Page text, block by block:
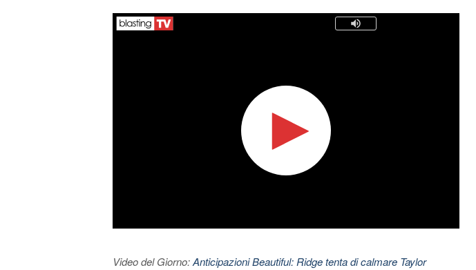
Video del Giorno:Anticipazioni Beautiful: Ridge tenta di calmare Taylor